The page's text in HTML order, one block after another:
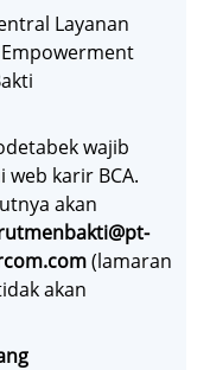
Layanan
Empowerment
wajib
web karir BCA.
akan
(lamaran
akan